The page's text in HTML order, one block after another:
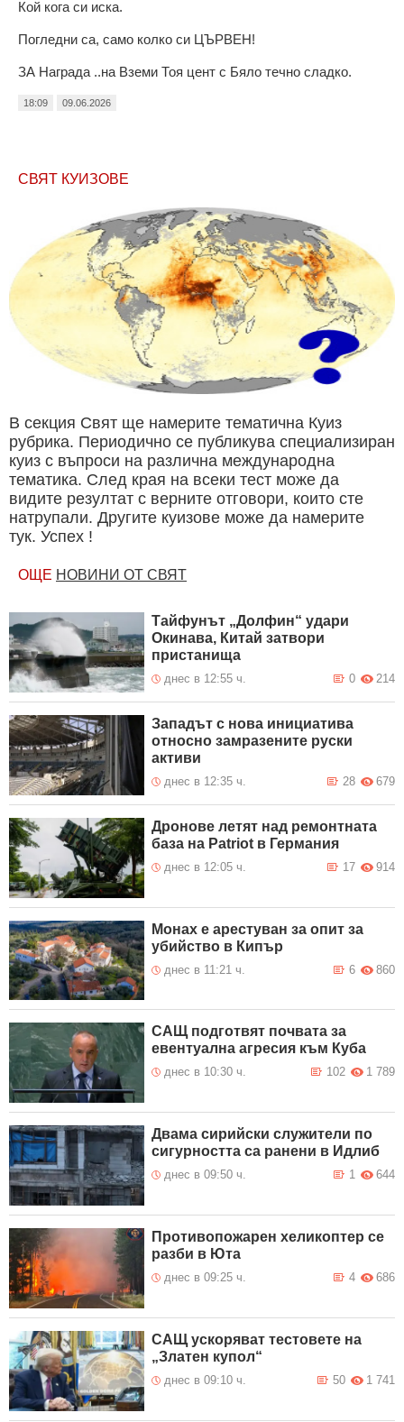
Кой кога си иска.
Погледни са, само колко си ЦЪРВЕН!
ЗА Награда ..на Вземи Тоя цент с Бяло течно сладко.
18:09 09.06.2026
СВЯТ КУИЗОВЕ
В секция Свят ще намерите тематична Куиз
рубрика. Периодично се публикува специализиран
куиз с въпроси на различна международна
тематика. След края на всеки тест може да
видите резултат с верните отговори, които сте
натрупали. Другите куизове може да намерите
тук. Успех !
ОЩЕ НОВИНИ ОТ СВЯТ
Тайфунът „Долфин“ удари
Окинава, Китай затвори
пристанища
днес в 12:55 ч. 214
0
Западът с нова инициатива
относно замразените руски
активи
днес в 12:35 ч. 679
28
Дронове летят над ремонтната
база на Patriot в Германия
днес в 12:05 ч. 914
17
Монах е арестуван за опит за
убийство в Кипър
днес в 11:21 ч. 860
6
САЩ подготвят почвата за
евентуална агресия към Куба
днес в 10:30 ч. 1 789
102
Двама сирийски служители по
сигурността са ранени в Идлиб
днес в 09:50 ч. 644
1
Противопожарен хеликоптер се
разби в Юта
днес в 09:25 ч. 686
4
САЩ ускоряват тестовете на
„Златен купол“
днес в 09:10 ч. 1 741
50